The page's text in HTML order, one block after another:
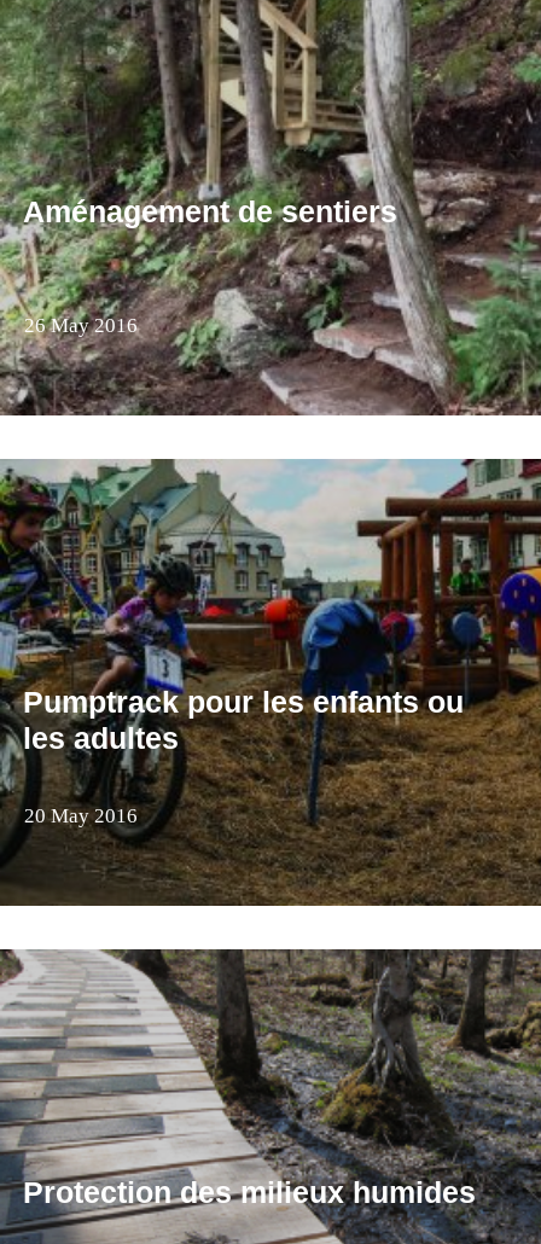
Aménagement de sentiers
26 May 2016
Pumptrack pour les enfants ou
les adultes
20 May 2016
Protection des milieux humides